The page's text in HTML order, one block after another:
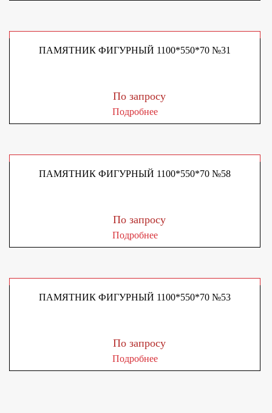
ПАМЯТНИК ФИГУРНЫЙ 1100*550*70 №31
По запросу
Подробнее
ПАМЯТНИК ФИГУРНЫЙ 1100*550*70 №58
По запросу
Подробнее
ПАМЯТНИК ФИГУРНЫЙ 1100*550*70 №53
По запросу
Подробнее